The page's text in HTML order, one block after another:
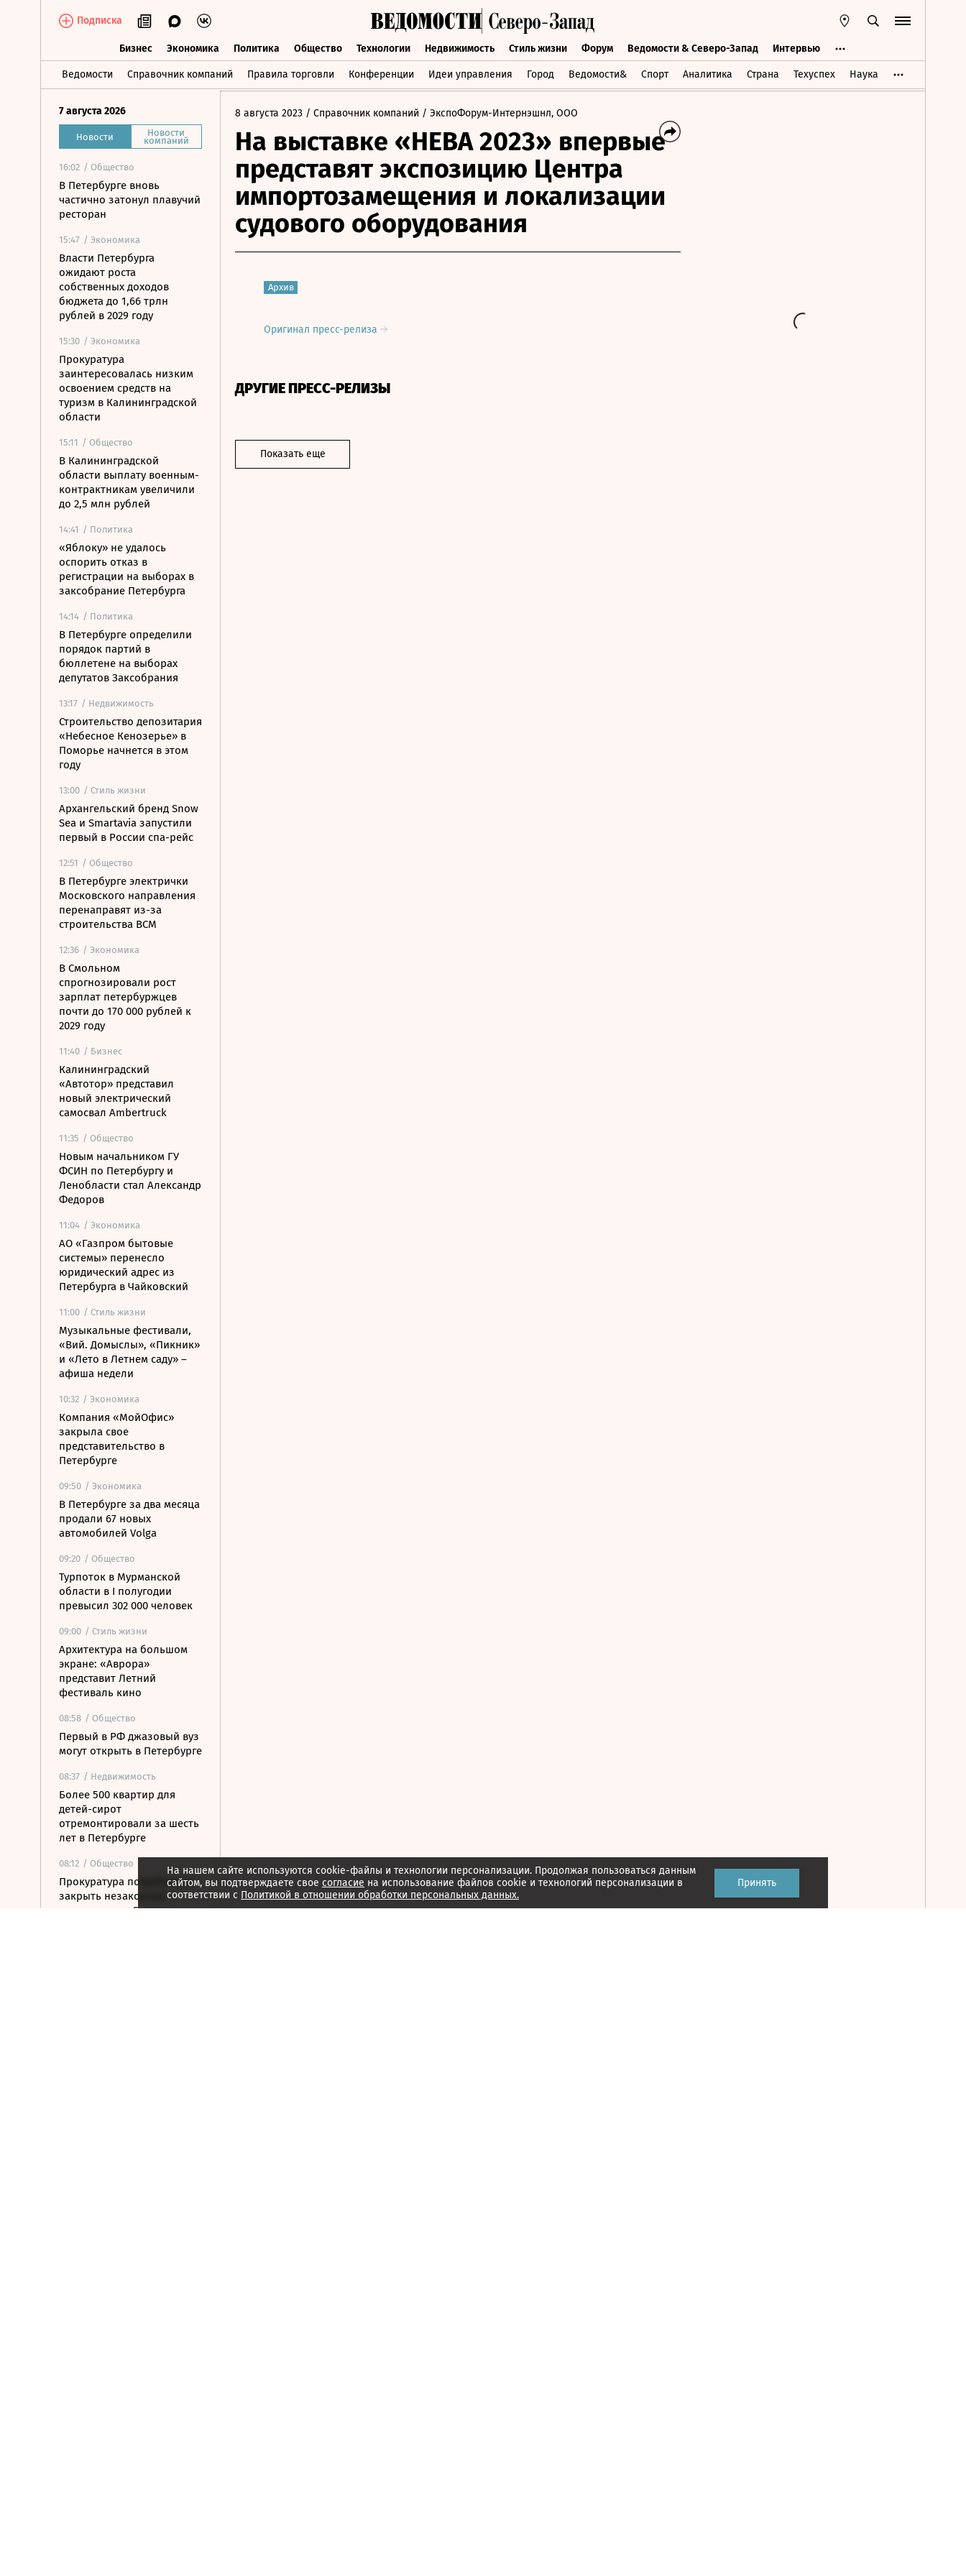
Подписка
Бизнес Экономика Политика Общество Технологии Недвижимость Стиль жизни Форум Ведомости & Северо-Запад Интервью
Ведомости Справочник компаний Правила торговли Конференции Идеи управления Город Ведомости& Спорт Аналитика Страна Техуспех Наука
Бизнес Экономика Политика Общество Технологии Недвижимость Стиль жизни Форум Ведомости & Северо-Запад Интервью
7 августа 2026
Новости Новости
компаний
16:02 / Общество
В Петербурге вновь
частично затонул плавучий
ресторан
15:47 / Экономика
Власти Петербурга
ожидают роста
собственных доходов
бюджета до 1,66 трлн
рублей в 2029 году
15:30 / Экономика
Прокуратура
заинтересовалась низким
освоением средств на
туризм в Калининградской
области
15:11 / Общество
В Калининградской
области выплату военным-
контрактникам увеличили
до 2,5 млн рублей
14:41 / Политика
«Яблоку» не удалось
оспорить отказ в
регистрации на выборах в
заксобрание Петербурга
14:14 / Политика
В Петербурге определили
порядок партий в
бюллетене на выборах
депутатов Заксобрания
13:17 / Недвижимость
Строительство депозитария
«Небесное Кенозерье» в
Поморье начнется в этом
году
13:00 / Стиль жизни
Архангельский бренд Snow
Sea и Smartavia запустили
первый в России спа-рейс
12:51 / Общество
В Петербурге электрички
Московского направления
перенаправят из-за
строительства ВСМ
12:36 / Экономика
В Смольном
спрогнозировали рост
зарплат петербуржцев
почти до 170 000 рублей к
2029 году
11:40 / Бизнес
Калининградский
«Автотор» представил
новый электрический
самосвал Ambertruck
11:35 / Общество
Новым начальником ГУ
ФСИН по Петербургу и
Ленобласти стал Александр
Федоров
11:04 / Экономика
АО «Газпром бытовые
системы» перенесло
юридический адрес из
Петербурга в Чайковский
11:00 / Стиль жизни
Музыкальные фестивали,
«Вий. Домыслы», «Пикник»
и «Лето в Летнем саду» –
афиша недели
10:32 / Экономика
Компания «МойОфис»
закрыла свое
представительство в
Петербурге
09:50 / Экономика
В Петербурге за два месяца
продали 67 новых
автомобилей Volga
09:20 / Общество
Турпоток в Мурманской
области в I полугодии
превысил 302 000 человек
09:00 / Стиль жизни
Архитектура на большом
экране: «Аврора»
представит Летний
фестиваль кино
08:58 / Общество
Первый в РФ джазовый вуз
могут открыть в Петербурге
08:37 / Недвижимость
Более 500 квартир для
детей-сирот
отремонтировали за шесть
лет в Петербурге
08:12 / Общество
Прокуратура потребовала
закрыть незаконные
пансионаты в Стрельне
8 августа 2023 / Справочник компаний / ЭкспоФорум-Интернэшнл, ООО
На выставке «НЕВА 2023» впервые
представят экспозицию Центра
импортозамещения и локализации
судового оборудования
Архив
Оригинал пресс-релиза
ДРУГИЕ ПРЕСС-РЕЛИЗЫ
Показать еще
На нашем сайте используются cookie-файлы и технологии персонализации. Продолжая пользоваться данным
сайтом, вы подтверждаете свое согласие на использование файлов cookie и технологий персонализации в
соответствии с Политикой в отношении обработки персональных данных.
Принять